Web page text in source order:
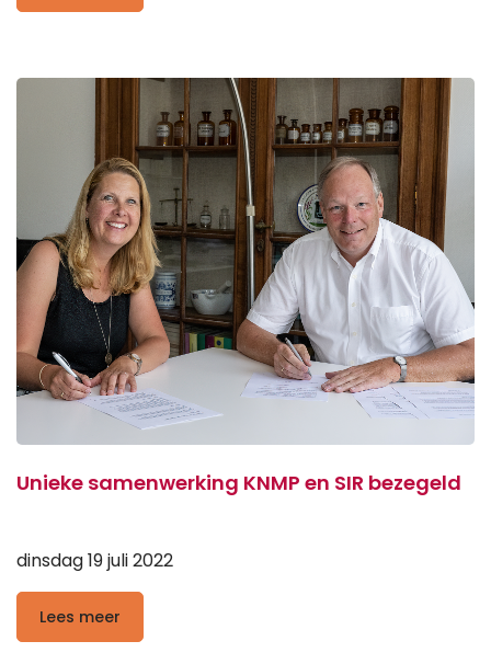
Unieke samenwerking KNMP en SIR bezegeld
dinsdag 19 juli 2022
Lees meer